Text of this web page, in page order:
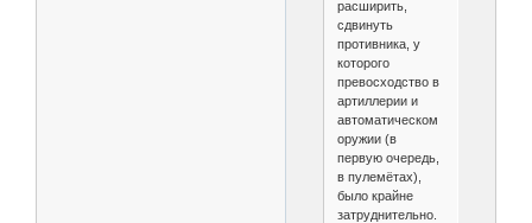
расширить,
сдвинуть
противника, у
которого
превосходство в
артиллерии и
автоматическом
оружии (в
первую очередь,
в пулемётах),
было крайне
затруднительно.